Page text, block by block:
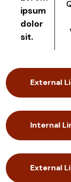
ipsum
dolor
sit.
External
Internal
External